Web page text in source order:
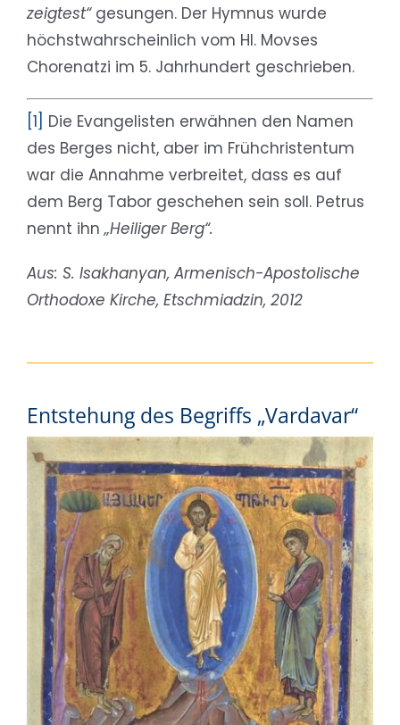
zeigtest“gesungen. Der Hymnus wurde
höchstwahrscheinlich vom Hl. Movses
Chorenatzi im 5. Jahrhundert geschrieben.
[1] Die Evangelisten erwähnen den Namen
des Berges nicht, aber im Frühchristentum
war die Annahme verbreitet, dass es auf
dem Berg Tabor geschehen sein soll. Petrus
nennt ihn„Heiliger Berg“.
Aus: S. Isakhanyan, Armenisch-Apostolische
Orthodoxe Kirche, Etschmiadzin, 2012
Entstehung des Begriffs „Vardavar“